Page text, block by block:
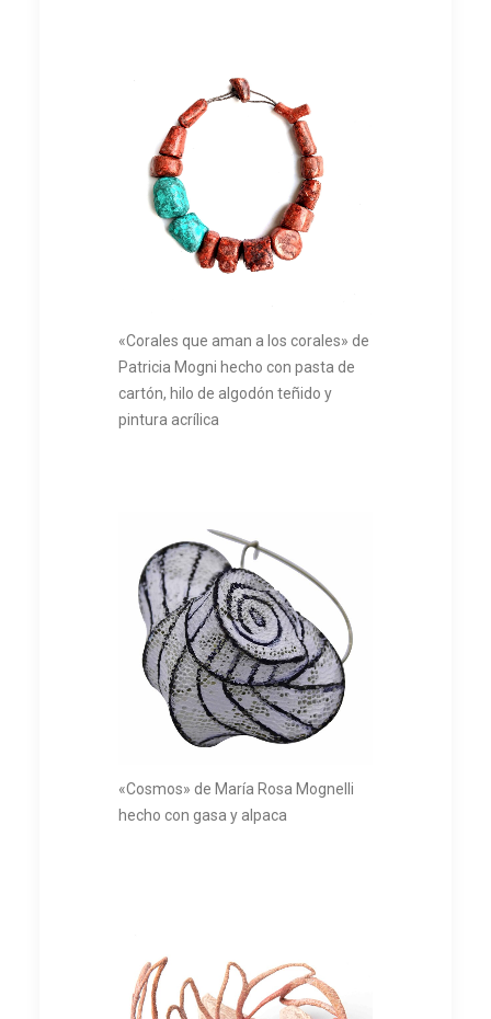
«Corales que aman a los corales» de
Patricia Mogni hecho con pasta de
cartón, hilo de algodón teñido y
pintura acrílica
«Cosmos» de María Rosa Mognelli
hecho con gasa y alpaca